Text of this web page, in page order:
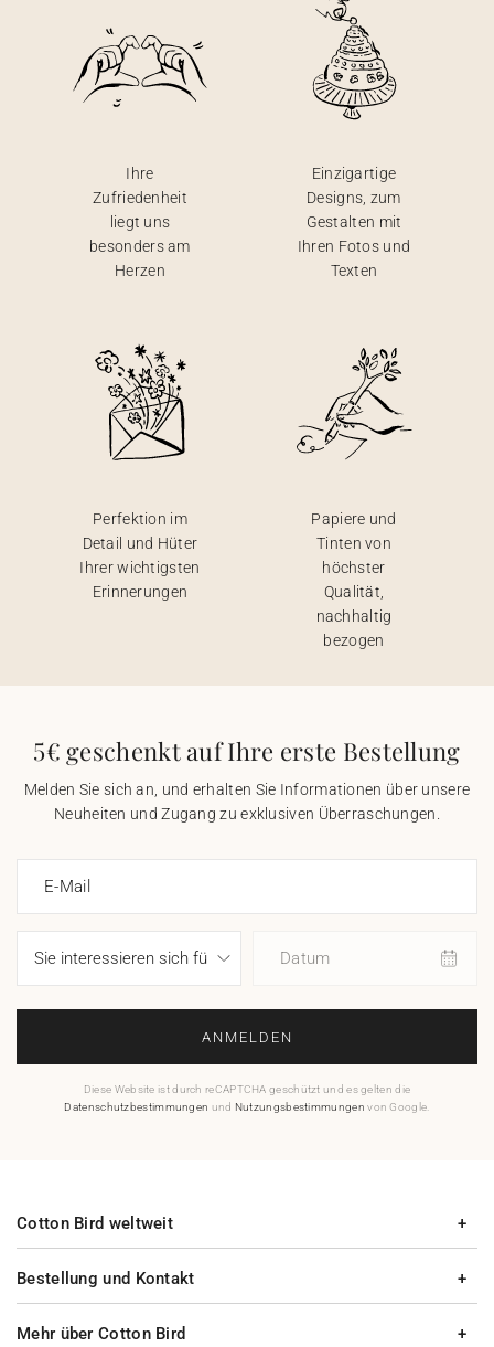
Ihre
Zufriedenheit
liegt uns
besonders am
Herzen
Einzigartige
Designs, zum
Gestalten mit
Ihren Fotos und
Texten
Perfektion im
Detail und Hüter
Ihrer wichtigsten
Erinnerungen
Papiere und
Tinten von
höchster
Qualität,
nachhaltig
bezogen
5€ geschenkt auf Ihre erste Bestellung
Melden Sie sich an, und erhalten Sie Informationen über unsere
Neuheiten und Zugang zu exklusiven Überraschungen.
E-Mail
Datum
ANMELDEN
Diese Website ist durch reCAPTCHA geschützt und es gelten die
Datenschutzbestimmungen und Nutzungsbestimmungen von Google.
Bestellung und Kontakt
Mehr über Cotton Bird
Cotton Bird weltweit